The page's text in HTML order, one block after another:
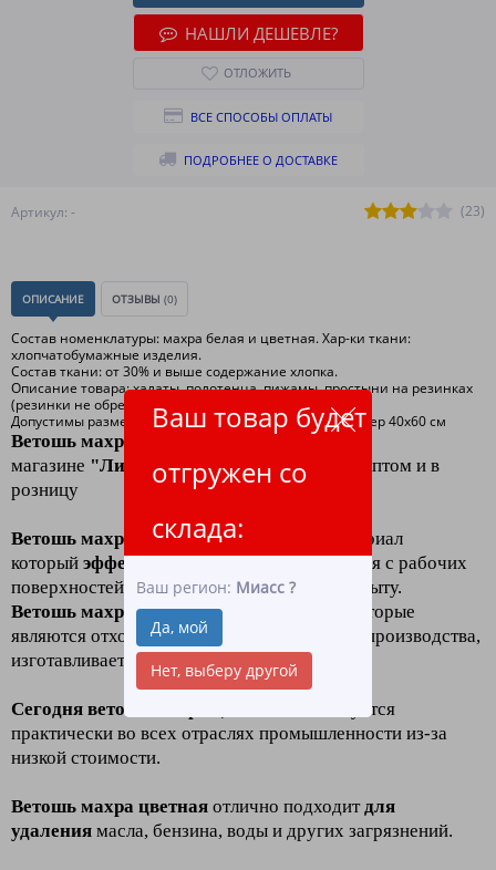
Ваш товар будет
отгружен со
склада:
Ваш регион: Миасс ?
Да, мой
Нет, выберу другой
Артикул: - (23)
НАШЛИ ДЕШЕВЛЕ?
ОТЛОЖИТЬ
ВСЕ СПОСОБЫ ОПЛАТЫ
ПОДРОБНЕЕ О ДОСТАВКЕ
ОПИСАНИЕ ОТЗЫВЫ (0)
Состав номенклатуры: махра белая и цветная. Хар-ки ткани:
хлопчатобумажные изделия.
Состав ткани: от 30% и выше содержание хлопка.
Описание товара: халаты, полотенца, пижамы, простыни на резинках
(резинки не обрезаются), фабричный лоскут.
Допустимы размеры: ориентировочный средний размер 40х60 см
Ветошь махра цветная
в интернет-
магазине "ЛидерТекс" по низким ценам
оптом и в
розницу
Ветошь махра цветная- обтирочный материал
который эффективно устраняетзагрязнения с рабочих
поверхностей как на производстве, так и в быту.
Ветошь махра цветная- лоскуты ткани, которые
являются отходами с нашего производства производства,
изготавливается из махровой ткани.
Сегодня ветошь махра цветная
используется
практически во всех отраслях промышленности из-за
низкой стоимости.
Ветошь махра цветная отлично подходитдля
удаления масла, бензина, воды и других загрязнений.